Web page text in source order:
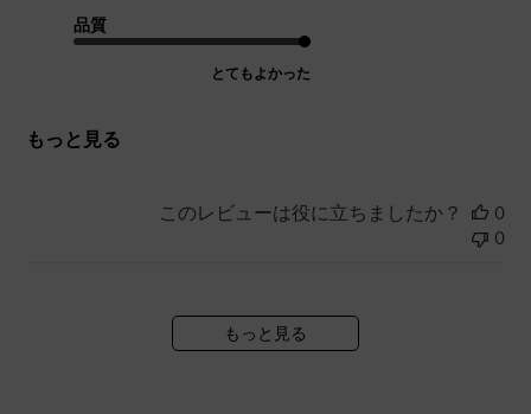
品質
とてもよかった
もっと見る
このレビューは役に立ちましたか？
0
0
もっと見る